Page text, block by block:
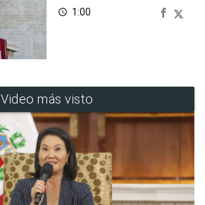
access_time 1:00
Video más visto